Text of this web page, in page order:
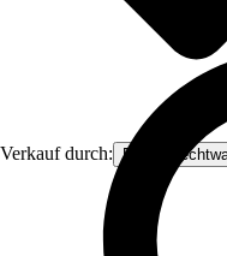
Verkauf durch: Frank